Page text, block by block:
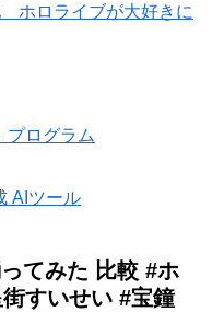
ホロライブが大好きに
プログラム
AIツール
てみた 比較 #ホ
すいせい #宝鐘